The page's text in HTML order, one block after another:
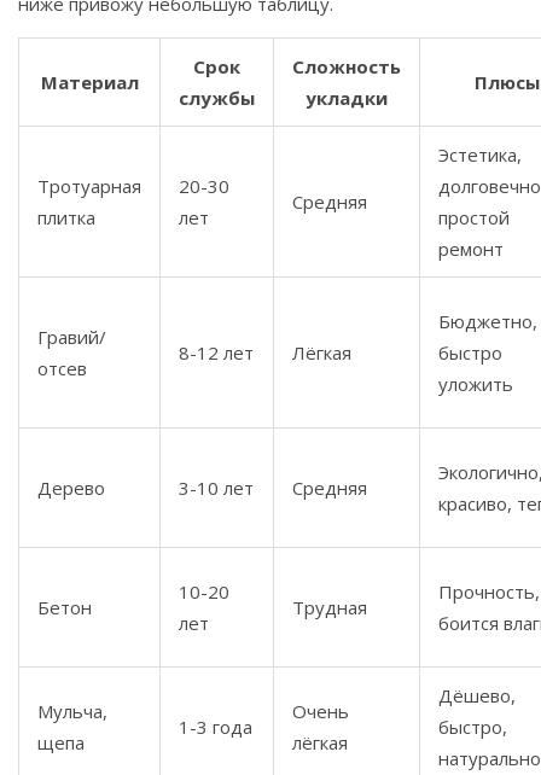
Материал
Срок
службы
Сложность
укладки
Плюсы
Тротуарная
плитка
20-30
лет
Средняя
Эстетика,
простой
ремонт
Гравий/
отсев
8-12 лет Лёгкая
Бюджетно,
быстро
уложить
Дерево 3-10 лет Средняя
красиво,
Бетон
10-20
лет
Трудная
боится
Мульча,
щепа
1-3 года
Очень
лёгкая
Дёшево,
быстро,
натурально